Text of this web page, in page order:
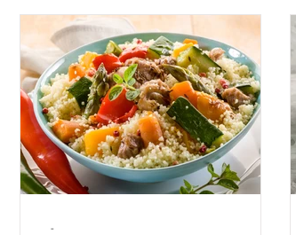
POSTS
-